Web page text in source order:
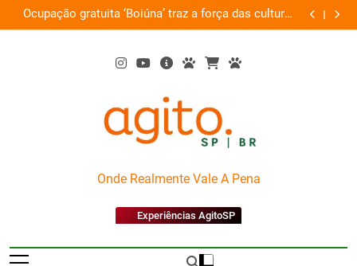
to
a força das culturas
amazônicas e arte
Por que Santo Domingo merece
AgitoSP
Onde Realmente Vale A Pena
Experiências AgitoSP